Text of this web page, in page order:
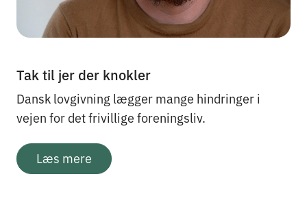
Tak til jer der knokler
Dansk lovgivning lægger mange hindringer i
vejen for det frivillige foreningsliv.
Læs mere